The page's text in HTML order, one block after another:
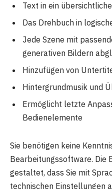
Text in ein
Das Drehbuch in
Jede Szene mit
generativen Bildern
Hinzufügen von
Hintergrundmusik und
Ermöglicht letzte
Bedienelemente
Sie benötigen keine
Bearbeitungssoftware. Die
gestaltet, dass Sie mit
technischen Einstellungen